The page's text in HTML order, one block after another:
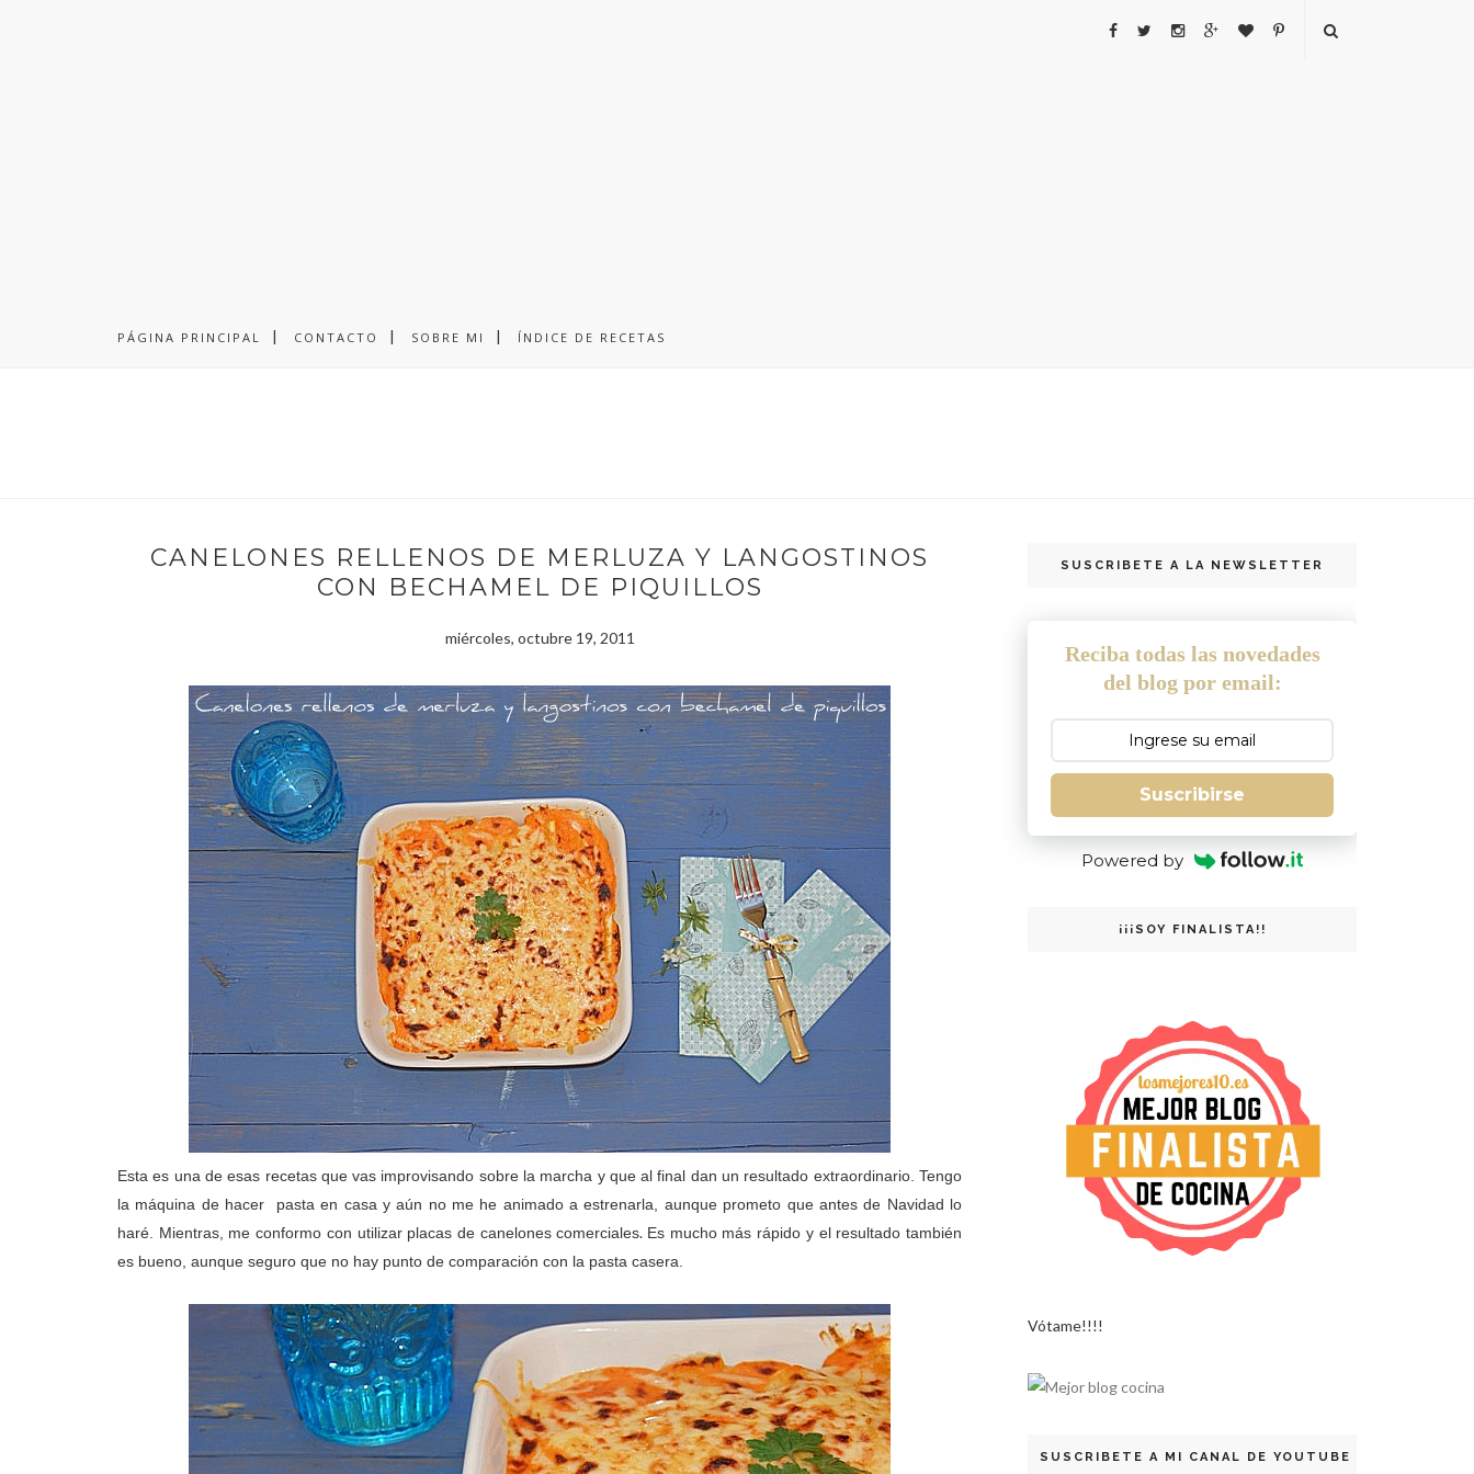
PÁGINA PRINCIPAL CONTACTO SOBRE MI ÍNDICE DE RECETAS
CANELONES RELLENOS DE MERLUZA Y LANGOSTINOS
CON BECHAMEL DE PIQUILLOS
miércoles, octubre 19, 2011
Esta es una de esas recetas que vas improvisando sobre la marcha y que al final dan un resultado extraordinario. Tengo
la máquina de hacer pasta en casa y aún no me he animado a estrenarla, aunque prometo que antes de Navidad lo
haré. Mientras, me conformo con utilizar placas de canelones comerciales. Es mucho más rápido y el resultado también
es bueno, aunque seguro que no hay punto de comparación con la pasta casera.
SUSCRIBETE A LA NEWSLETTER
Reciba todas las novedades
del blog por email:
Suscribirse
Powered by
¡¡¡SOY FINALISTA!!
Vótame!!!!
SUSCRIBETE A MI CANAL DE YOUTUBE